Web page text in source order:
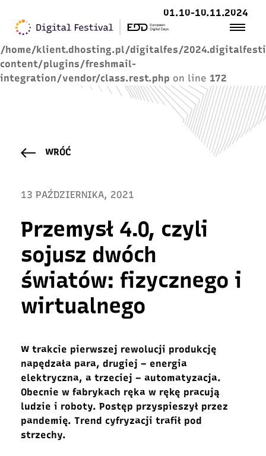
Warning : Trying to access array offset on value of
type null in
/home/klient.dhosting.pl/digitalfes/
content/plugins/freshmail-
integration/vendor/class.rest.php on line 172
01.10-10.11.2024
WRÓĆ
13 PAŹDZIERNIKA, 2021
Przemysł 4.0, czyli
sojusz dwóch
światów: fizycznego i
wirtualnego
W trakcie pierwszej rewolucji produkcję
napędzała para, drugiej – energia
elektryczna, a trzeciej – automatyzacja.
Obecnie w fabrykach ręka w rękę pracują
ludzie i roboty. Postęp przyspieszył przez
pandemię. Trend cyfryzacji trafił pod
strzechy.